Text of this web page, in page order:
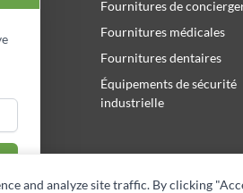
Fournitures de
Fournitures médicales
Fournitures dentaires
Équipements de sécurité
industrielle
and analyze site traffic. By clicking